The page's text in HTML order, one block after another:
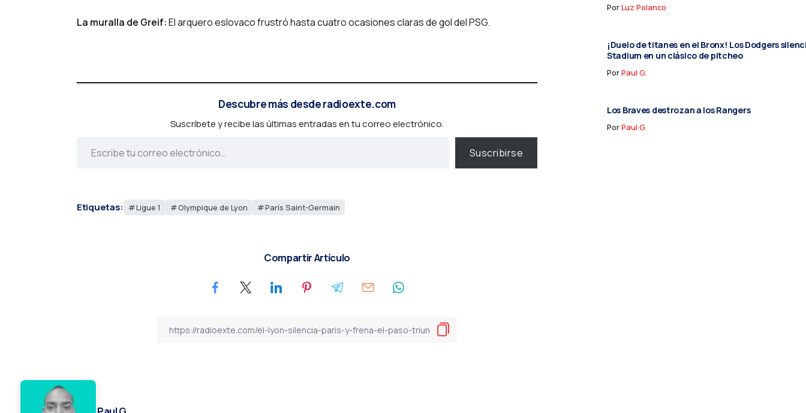
La muralla de Greif:El arquero eslovaco frustró hasta cuatro ocasiones claras de gol del PSG.
Descubre más desde radioexte.com
Suscríbete y recibe las últimas entradas en tu correo electrónico.
Suscribirse
Etiquetas: Ligue 1 Olympique de Lyon París Saint-Germain
Compartir Artículo
PorLuz Polanco
¡Duelo de titanes en el Bronx! Los Dodgers
Stadium en un clásico de pitcheo
PorPaul G.
Los Braves destrozan a los Rangers
PorPaul G.